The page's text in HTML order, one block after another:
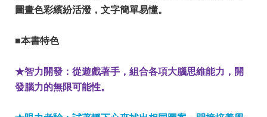
圖畫色彩繽紛活潑，文字簡單易懂。
■本書特色
★智力開發：從遊戲著手，組合各項大腦思維能力，開
發腦力的無限可能性。